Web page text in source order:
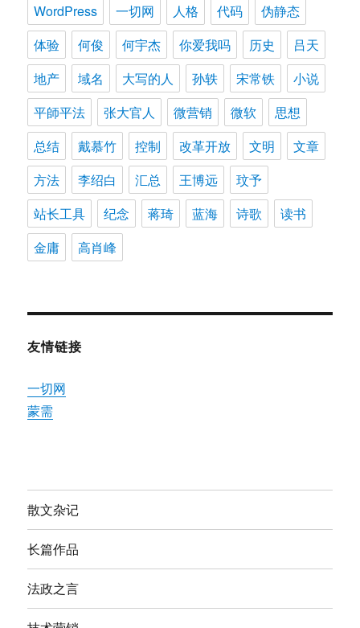
WordPress
一切网 人格 代码
伪静态
体验
何俊 何宇杰 你爱我吗 历史
吕天
地产
域名 大写的人 孙轶 宋常铁
小说
平師平法
张大官人 微营销 微软
思想
总结
戴慕竹 控制 改革开放 文明
文章
方法
李绍白 汇总 王博远
玟予
站长工具
纪念 蒋琦 蓝海 诗歌
读书
金庸
高肖峰
友情链接
一切网
蒙需
散文杂记
长篇作品
法政之言